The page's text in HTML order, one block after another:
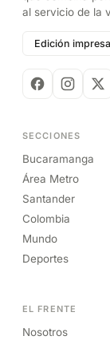
al servicio de la
Edición impresa
SECCIONES
Bucaramanga
Área Metro
Santander
Colombia
Mundo
Deportes
EL FRENTE
Nosotros